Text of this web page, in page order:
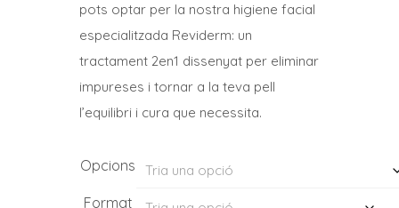
pots optar per la nostra higiene facial
especialitzada Reviderm: un
tractament 2en1 dissenyat per eliminar
impureses i tornar a la teva pell
l’equilibri i cura que necessita.
Opcions
Format